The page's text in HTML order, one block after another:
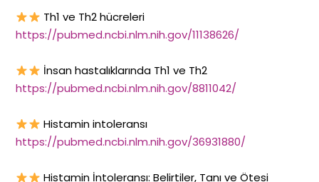
Th1 ve Th2 hücreleri
https://pubmed.ncbi.nlm.nih.gov/11138626/
İnsan hastalıklarında Th1 ve Th2
https://pubmed.ncbi.nlm.nih.gov/8811042/
Histamin intoleransı
https://pubmed.ncbi.nlm.nih.gov/36931880/
Histamin İntoleransı: Belirtiler, Tanı ve Ötesi